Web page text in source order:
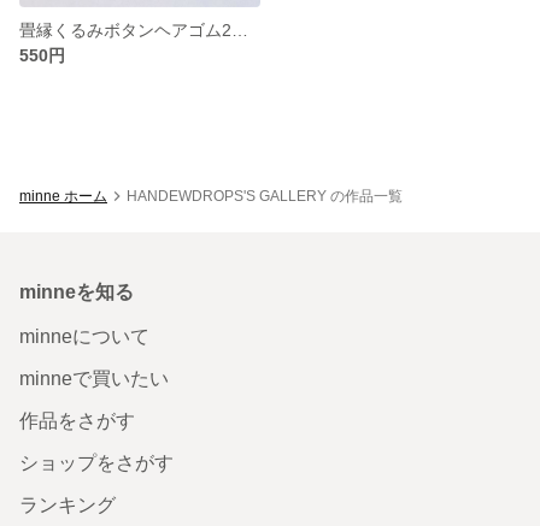
550円
minne ホーム HANDEWDROPS'S GALLERY の作品一覧
minneを知る
minneについて
minneで買いたい
作品をさがす
ショップをさがす
ランキング